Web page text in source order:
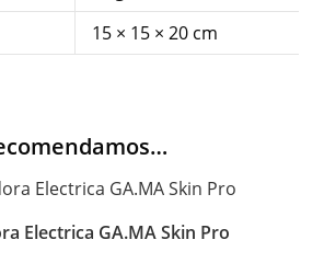
15 × 15 × 20 cm
Electrica GA.MA Skin Pro